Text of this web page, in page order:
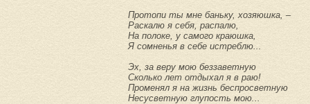
Протопи ты мне баньку, хозяюшка, –
Раскалю я себя, распалю,
На полоке, у самого краюшка,
Я сомненья в себе истреблю...
Эх, за веру мою беззаветную
Сколько лет отдыхал я в раю!
Променял я на жизнь беспросветную
Несусветную глупость мою...